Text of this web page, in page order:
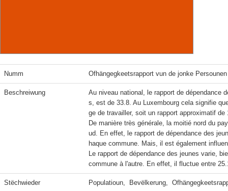
Numm Ofhängegkeetsrapport vun de jonke
Beschreiwung
Au niveau national, le rapport de dépendance
s, est de 33.8. Au Luxembourg cela signifie
ge de travailler, soit un rapport approximatif
De manière très générale, la moitié nord du
ud. En effet, le rapport de dépendance des
haque commune. Mais, il est également
Le rapport de dépendance des jeunes varie,
commune à l'autre. En effet, il fluctue entre
Stëchwieder Populatioun,  Bevëlkerung,